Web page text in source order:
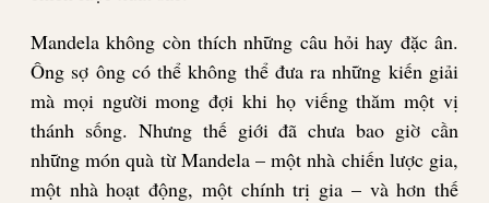
Mandela không còn thích những câu hỏi hay đặc ân.
Ông sợ ông có thể không thể đưa ra những kiến giải
mà mọi người mong đợi khi họ viếng thăm một vị
thánh sống. Nhưng thế giới đã chưa bao giờ cần
những món quà từ Mandela – một nhà chiến lược gia,
một nhà hoạt động, một chính trị gia – và hơn thế